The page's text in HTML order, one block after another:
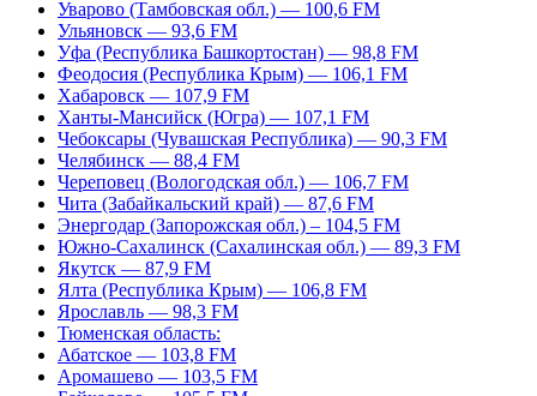
Уварово (Тамбовская обл.) — 100,6 FM
Ульяновск — 93,6 FM
Уфа (Республика Башкортостан) — 98,8 FM
Феодосия (Республика Крым) — 106,1 FM
Хабаровск — 107,9 FM
Ханты-Мансийск (Югра) — 107,1 FM
Чебоксары (Чувашская Республика) — 90,3 FM
Челябинск — 88,4 FM
Череповец (Вологодская обл.) — 106,7 FM
Чита (Забайкальский край) — 87,6 FM
Энергодар (Запорожская обл.) – 104,5 FM
Южно-Сахалинск (Сахалинская обл.) — 89,3 FM
Якутск — 87,9 FM
Ялта (Республика Крым) — 106,8 FM
Ярославль — 98,3 FM
Тюменская область:
Абатское — 103,8 FM
Аромашево — 103,5 FM